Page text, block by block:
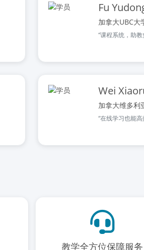
Fu
加拿大UBC大
“课程系统，助教
Wei
加拿大维多利
“在线学习也能高
教学全方位保障服务